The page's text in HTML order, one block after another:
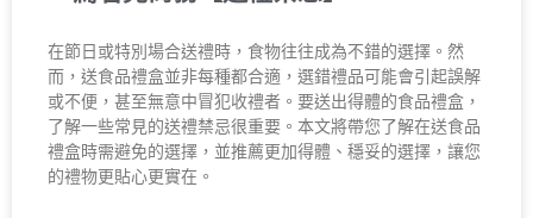
在節日或特別場合送禮時，食物往往成為不錯的選擇。然
而，送食品禮盒並非每種都合適，選錯禮品可能會引起誤解
或不便，甚至無意中冒犯收禮者。要送出得體的食品禮盒，
了解一些常見的送禮禁忌很重要。本文將帶您了解在送食品
禮盒時需避免的選擇，並推薦更加得體、穩妥的選擇，讓您
的禮物更貼心更實在。